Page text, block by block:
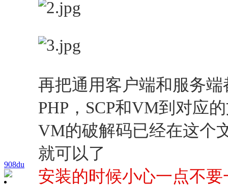
908du
再把通用客户端和服务
PHP，SCP和VM到对应
VM的破解码已经在这个
就可以了
安装的时候小心一点不